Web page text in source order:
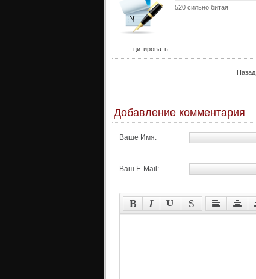
520 сильно битая
цитировать
Назад
Добавление комментария
Ваше Имя:
Ваш E-Mail: